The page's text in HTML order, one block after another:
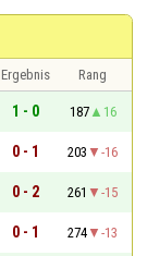
Ergebnis
Rang
1 - 0 187
16
0 - 1 203
-16
0 - 2 261
-15
0 - 1 274
-13